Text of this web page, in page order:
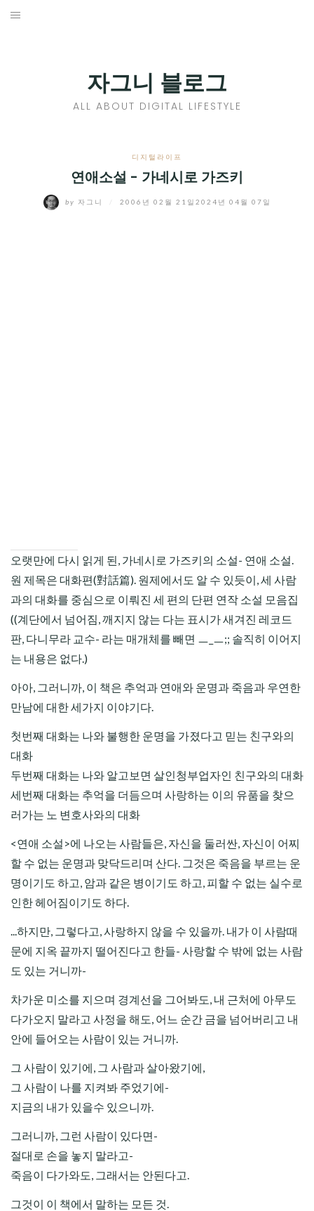
Skip
자그니 블로그
ALL ABOUT DIGITAL LIFESTYLE
디지털라이프
연애소설 - 가네시로 가즈키
by 자그니 2006년 02월 21일 2024년 04월 07일
오랫만에 다시 읽게 된, 가네시로 가즈키의 소설- 연애 소설.
원 제목은 대화편(對話篇). 원제에서도 알 수 있듯이, 세 사람
과의 대화를 중심으로 이뤄진 세 편의 단편 연작 소설 모음집
((계단에서 넘어짐, 깨지지 않는 다는 표시가 새겨진 레코드
판, 다니무라 교수- 라는 매개체를 빼면 ㅡ_ㅡ;; 솔직히 이어지
는 내용은 없다.)
아아, 그러니까, 이 책은 추억과 연애와 운명과 죽음과 우연한
만남에 대한 세가지 이야기다.
첫번째 대화는 나와 불행한 운명을 가졌다고 믿는 친구와의
대화
두번째 대화는 나와 알고보면 살인청부업자인 친구와의 대화
세번째 대화는 추억을 더듬으며 사랑하는 이의 유품을 찾으
러가는 노 변호사와의 대화
<연애 소설>에 나오는 사람들은, 자신을 둘러싼, 자신이 어찌
할 수 없는 운명과 맞닥드리며 산다. 그것은 죽음을 부르는 운
명이기도 하고, 암과 같은 병이기도 하고, 피할 수 없는 실수로
인한 헤어짐이기도 하다.
...하지만, 그렇다고, 사랑하지 않을 수 있을까. 내가 이 사람때
문에 지옥 끝까지 떨어진다고 한들- 사랑할 수 밖에 없는 사람
도 있는 거니까-
차가운 미소를 지으며 경계선을 그어봐도, 내 근처에 아무도
다가오지 말라고 사정을 해도, 어느 순간 금을 넘어버리고 내
안에 들어오는 사람이 있는 거니까.
그 사람이 있기에, 그 사람과 살아왔기에,
그 사람이 나를 지켜봐 주었기에-
지금의 내가 있을수 있으니까.
그러니까, 그런 사람이 있다면-
절대로 손을 놓지 말라고-
죽음이 다가와도, 그래서는 안된다고.
그것이 이 책에서 말하는 모든 것.
CHILD
MENU
디지털라이프